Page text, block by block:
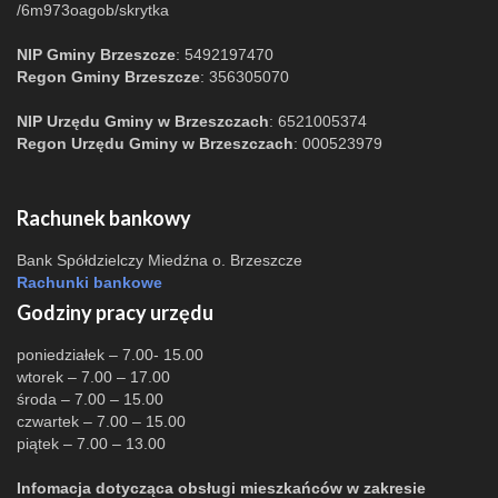
/6m973oagob/skrytka
NIP Gminy Brzeszcze: 5492197470
Regon Gminy Brzeszcze: 356305070
NIP Urzędu Gminy w Brzeszczach: 6521005374
Regon Urzędu Gminy w Brzeszczach: 000523979
Rachunek bankowy
Bank Spółdzielczy Miedźna o. Brzeszcze
Rachunki bankowe
Godziny pracy urzędu
poniedziałek – 7.00- 15.00
wtorek – 7.00 – 17.00
środa – 7.00 – 15.00
czwartek – 7.00 – 15.00
piątek – 7.00 – 13.00
Infomacja dotycząca obsługi mieszkańców w zakresie